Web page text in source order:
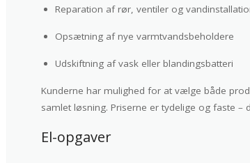
Reparation af rør, ventiler og
Opsætning af nye varmtvandsbeholdere
Udskiftning af vask eller blandingsbatteri
Kunderne har mulighed for at vælge både
samlet løsning. Priserne er tydelige og faste –
El-opgaver